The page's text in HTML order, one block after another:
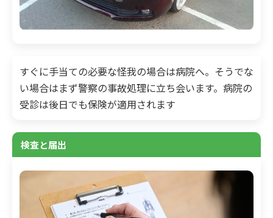
すぐに手当ての必要な怪我の場合は病院へ。そうでな
い場合はまず警察の事故処理に立ち会います。病院の
受診は後日でも保険が適用されます
検査と届出